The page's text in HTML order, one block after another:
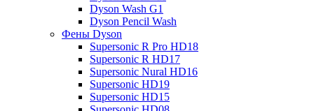
Dyson Wash G1
Dyson Pencil Wash
Фены Dyson
Supersonic R Pro HD18
Supersonic R HD17
Supersonic Nural HD16
Supersonic HD19
Supersonic HD15